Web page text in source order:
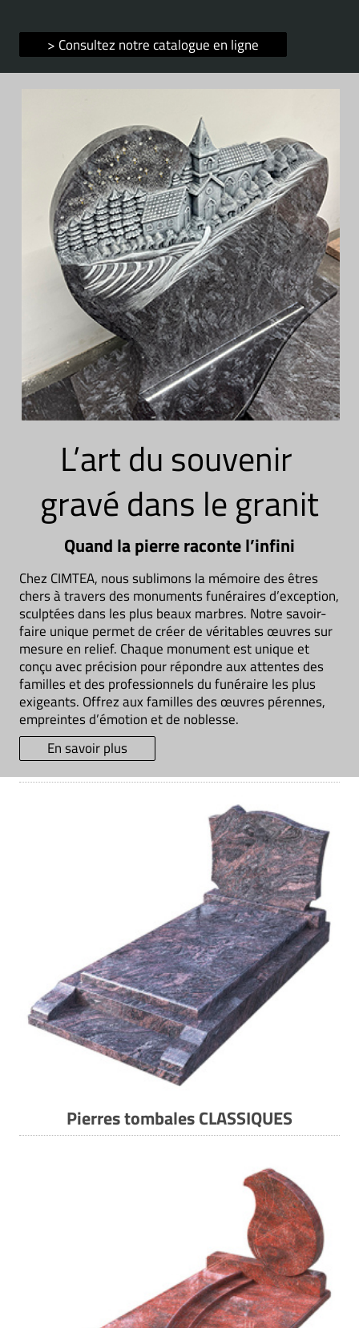
> Consultez notre catalogue en ligne
L’art du souvenir
gravé dans le granit
Quand la pierre raconte l’infini
Chez CIMTEA, nous sublimons la mémoire des êtres
chers à travers des monuments funéraires d’exception,
sculptées dans les plus beaux marbres. Notre savoir-
faire unique permet de créer de véritables œuvres sur
mesure en relief. Chaque monument est unique et
conçu avec précision pour répondre aux attentes des
familles et des professionnels du funéraire les plus
exigeants. Offrez aux familles des œuvres pérennes,
empreintes d’émotion et de noblesse.
En savoir plus
Pierres tombales CLASSIQUES